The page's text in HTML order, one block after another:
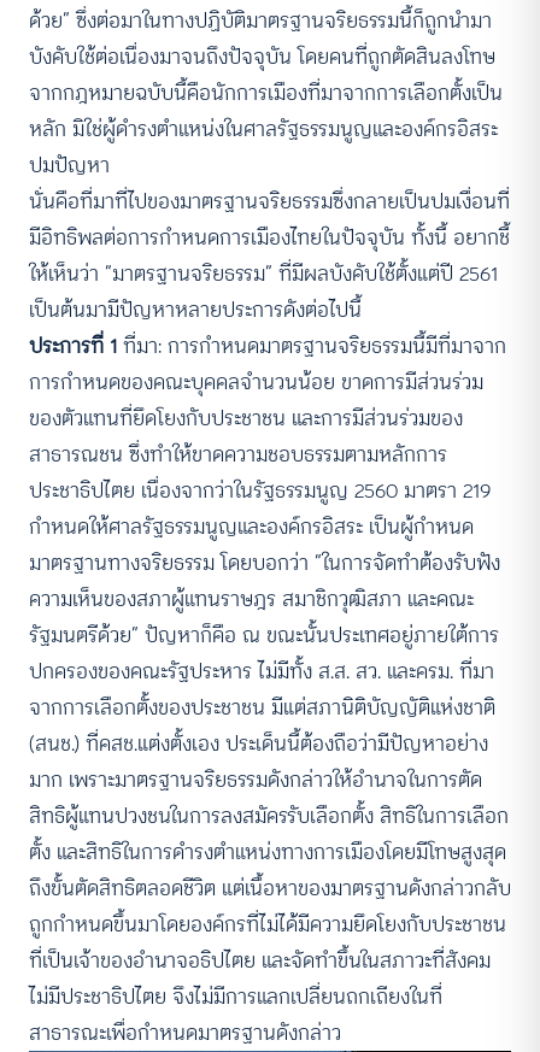
ด้วย” ซึ่งต่อมาในทางปฏิบัติมาตรฐานจริยธรรมนี้ก็ถูกนำมา
บังคับใช้ต่อเนื่องมาจนถึงปัจจุบัน โดยคนที่ถูกตัดสินลงโทษ
จากกฎหมายฉบับนี้คือนักการเมืองที่มาจากการเลือกตั้งเป็น
หลัก มิใช่ผู้ดำรงตำแหน่งในศาลรัฐธรรมนูญและองค์กรอิสระ
ปมปัญหา
นั่นคือที่มาที่ไปของมาตรฐานจริยธรรมซึ่งกลายเป็นปมเงื่อนที่
มีอิทธิพลต่อการกำหนดการเมืองไทยในปัจจุบัน ทั้งนี้ อยากชี้
ให้เห็นว่า “มาตรฐานจริยธรรม” ที่มีผลบังคับใช้ตั้งแต่ปี 2561
เป็นต้นมามีปัญหาหลายประการดังต่อไปนี้
ประการที่ 1ที่มา: การกำหนดมาตรฐานจริยธรรมนี้มีที่มาจาก
การกำหนดของคณะบุคคลจำนวนน้อย ขาดการมีส่วนร่วม
ของตัวแทนที่ยึดโยงกับประชาชน และการมีส่วนร่วมของ
สาธารณชน ซึ่งทำให้ขาดความชอบธรรมตามหลักการ
ประชาธิปไตย เนื่องจากว่าในรัฐธรรมนูญ 2560 มาตรา 219
กำหนดให้ศาลรัฐธรรมนูญและองค์กรอิสระ เป็นผู้กำหนด
มาตรฐานทางจริยธรรม โดยบอกว่า “ในการจัดทำต้องรับฟัง
ความเห็นของสภาผู้แทนราษฎร สมาชิกวุฒิสภา และคณะ
รัฐมนตรีด้วย” ปัญหาก็คือ ณ ขณะนั้นประเทศอยู่ภายใต้การ
ปกครองของคณะรัฐประหาร ไม่มีทั้ง ส.ส. สว. และครม. ที่มา
จากการเลือกตั้งของประชาชน มีแต่สภานิติบัญญัติแห่งชาติ
(สนช.) ที่คสช.แต่งตั้งเอง ประเด็นนี้ต้องถือว่ามีปัญหาอย่าง
มาก เพราะมาตรฐานจริยธรรมดังกล่าวให้อำนาจในการตัด
สิทธิผู้แทนปวงชนในการลงสมัครรับเลือกตั้ง สิทธิในการเลือก
ตั้ง และสิทธิในการดำรงตำแหน่งทางการเมืองโดยมีโทษสูงสุด
ถึงขั้นตัดสิทธิตลอดชีวิต แต่เนื้อหาของมาตรฐานดังกล่าวกลับ
ถูกกำหนดขึ้นมาโดยองค์กรที่ไม่ได้มีความยึดโยงกับประชาชน
ที่เป็นเจ้าของอำนาจอธิปไตย และจัดทำขึ้นในสภาวะที่สังคม
ไม่มีประชาธิปไตย จึงไม่มีการแลกเปลี่ยนถกเถียงในที่
สาธารณะเพื่อกำหนดมาตรฐานดังกล่าว